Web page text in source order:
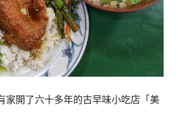
家開了六十多年的古早味小吃店「美